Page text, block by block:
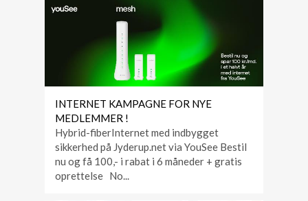
INTERNET KAMPAGNE FOR NYE
MEDLEMMER !
Hybrid-fiberInternet med indbygget
sikkerhed på Jyderup.net via YouSee Bestil
nu og få 100,- i rabat i 6 måneder + gratis
oprettelse No...